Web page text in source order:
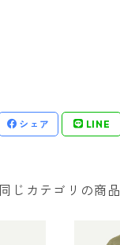
シェア LINE
同じカテゴリの商品